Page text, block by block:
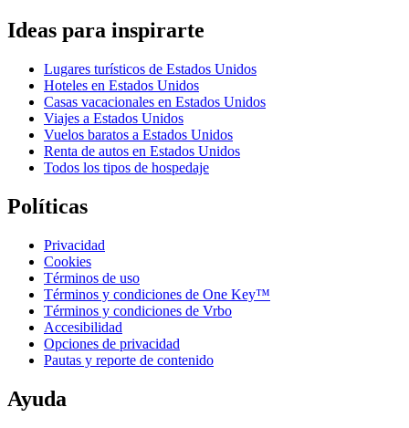
Ideas para inspirarte
Lugares turísticos de Estados Unidos
Hoteles en Estados Unidos
Casas vacacionales en Estados Unidos
Viajes a Estados Unidos
Vuelos baratos a Estados Unidos
Renta de autos en Estados Unidos
Todos los tipos de hospedaje
Políticas
Privacidad
Cookies
Términos de uso
Términos y condiciones de One Key™
Términos y condiciones de Vrbo
Accesibilidad
Opciones de privacidad
Pautas y reporte de contenido
Ayuda